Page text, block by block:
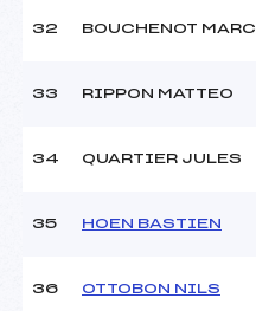
32 BOUCHENOT MARC
33 RIPPON MATTEO
34 QUARTIER JULES
35 HOEN BASTIEN
36 OTTOBON NILS